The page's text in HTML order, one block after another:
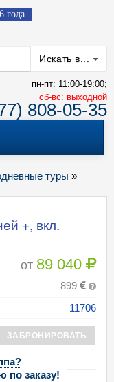
года
Искать в...
пн-пт: 11:00-19:00;
cб-вс: выходной
808-05-35
туры »
+, вкл.
от 89 040
899
11706
ЗАБРОНИРОВАТЬ
по заказу!